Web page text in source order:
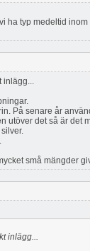
ha typ medeltid inom
inlägg...
På senare år
utöver det så är det
små mängder
inlägg...